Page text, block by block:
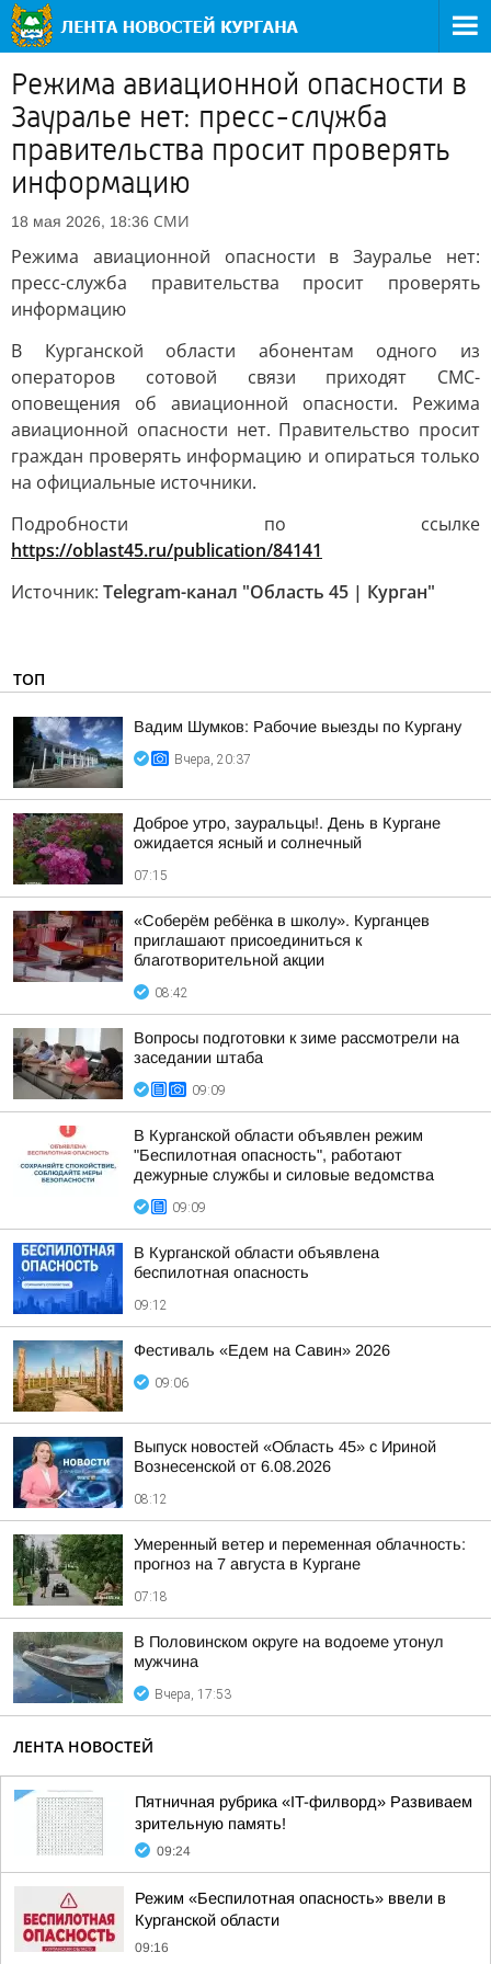
Режима авиационной опасности в
Зауралье нет: пресс-служба
правительства просит проверять
информацию
18 мая 2026, 18:36 СМИ
Режима авиационной опасности в Зауралье нет:
пресс-служба правительства просит проверять
информацию
В Курганской области абонентам одного из
операторов сотовой связи приходят СМС-
оповещения об авиационной опасности. Режима
авиационной опасности нет. Правительство просит
граждан проверять информацию и опираться только
на официальные источники.
Подробности по ссылке
https://oblast45.ru/publication/84141
Источник: Telegram-канал "Область 45 | Курган"
ТОП
Вадим Шумков: Рабочие выезды по Кургану
Вчера, 20:37
Доброе утро, зауральцы!. День в Кургане
ожидается ясный и солнечный
07:15
«Соберём ребёнка в школу». Курганцев
приглашают присоединиться к
благотворительной акции
08:42
Вопросы подготовки к зиме рассмотрели на
заседании штаба
09:09
В Курганской области объявлен режим
"Беспилотная опасность", работают
дежурные службы и силовые ведомства
09:09
В Курганской области объявлена
беспилотная опасность
09:12
Фестиваль «Едем на Савин» 2026
09:06
Выпуск новостей «Область 45» с Ириной
Вознесенской от 6.08.2026
08:12
Умеренный ветер и переменная облачность:
прогноз на 7 августа в Кургане
07:18
В Половинском округе на водоеме утонул
мужчина
Вчера, 17:53
ЛЕНТА НОВОСТЕЙ
Пятничная рубрика «IT-филворд» Развиваем
зрительную память!
09:24
Режим «Беспилотная опасность» ввели в
Курганской области
09:16